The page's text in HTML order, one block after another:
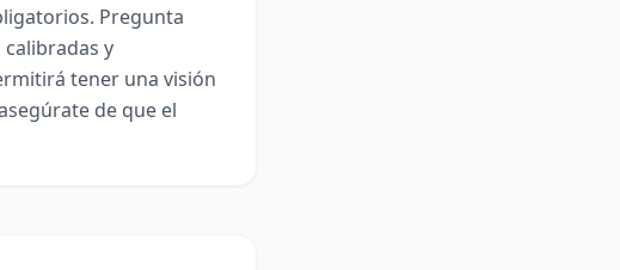
Pregunta
y
tener una visión
de que el